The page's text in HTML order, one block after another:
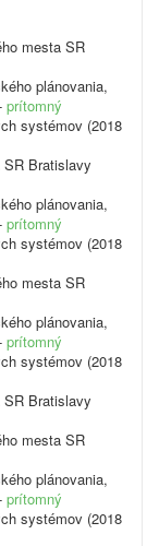
mesta SR
plánovania,
prítomný
systémov (2018
Bratislavy
plánovania,
prítomný
systémov (2018
mesta SR
plánovania,
prítomný
systémov (2018
Bratislavy
mesta SR
plánovania,
prítomný
systémov (2018